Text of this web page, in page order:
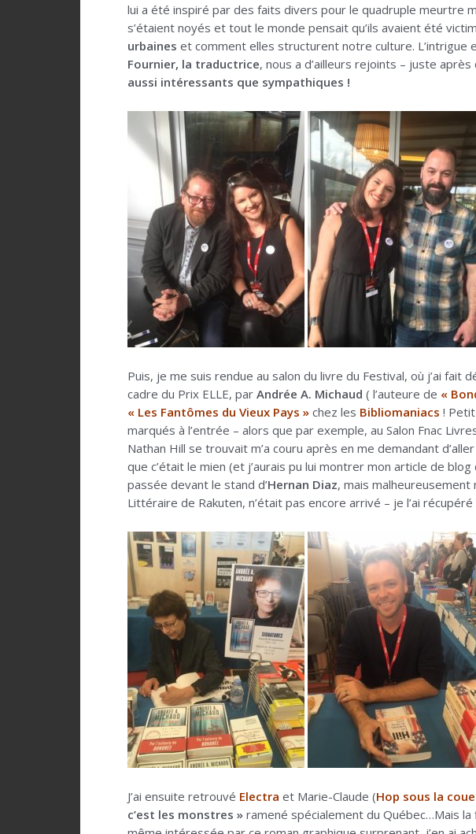
lui a été inspiré par des faits divers pour le quadruple meurtre
s’étaient noyés et tout le monde pensait qu’ils avaient été
urbaines et comment elles structurent notre culture. L’intrigue
Fournier, la traductrice, nous a d’ailleurs rejoints – juste
aussi intéressants que sympathiques !
Puis, je me suis rendue au salon du livre du Festival, où j’ai fait
cadre du Prix ELLE, par Andrée A. Michaud ( l’auteure de «
« Les Fantômes du Vieux Pays » chez les Bibliomaniacs !
marqués à l’entrée – alors que par exemple, au Salon Fnac
Nathan Hill se trouvait m’a couru après en me demandant
que c’était le mien (et j’aurais pu lui montrer mon article de
passée devant le stand d’Hernan Diaz, mais malheureusement
Littéraire de Rakuten, n’était pas encore arrivé – je l’ai
J’ai ensuite retrouvé Electra et Marie-Claude (Hop sous la
c’est les monstres » ramené spécialement du Québec…Mais